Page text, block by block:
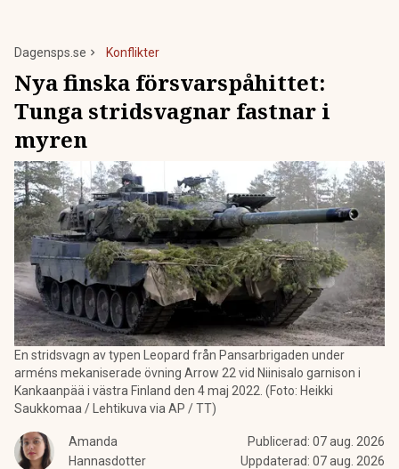
Dagensps.se Konflikter
Nya finska försvarspåhittet:
Tunga stridsvagnar fastnar i
myren
En stridsvagn av typen Leopard från Pansarbrigaden under
arméns mekaniserade övning Arrow 22 vid Niinisalo garnison i
Kankaanpää i västra Finland den 4 maj 2022. (Foto: Heikki
Saukkomaa / Lehtikuva via AP / TT)
Amanda
Hannasdotter
Publicerad: 07 aug. 2026
Uppdaterad: 07 aug. 2026